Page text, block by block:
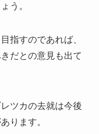
う。
指すのであれば、
だとの意見も出て
ツカの去就は今後
ります。